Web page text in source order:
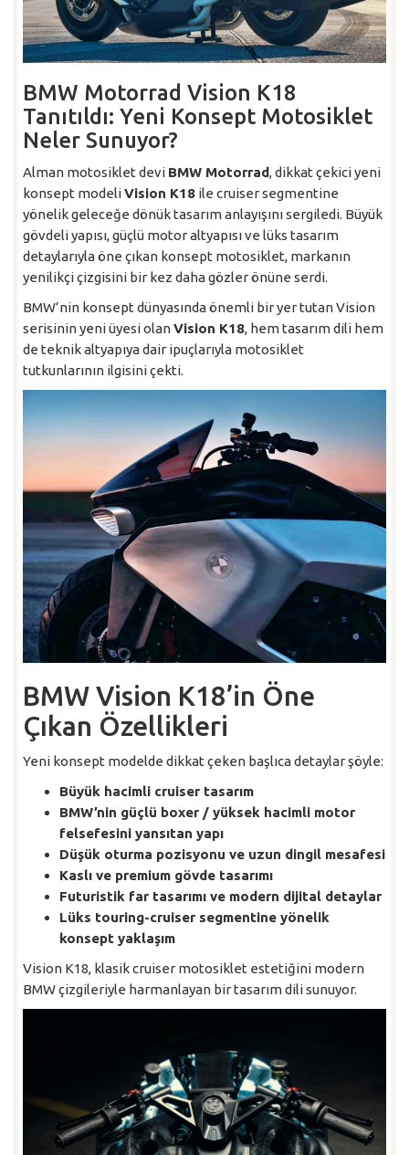
BMW Motorrad Vision K18
Tanıtıldı: Yeni Konsept Motosiklet
Neler Sunuyor?
Alman motosiklet devi BMW Motorrad, dikkat çekici yeni
konsept modeliVision K18 ile cruiser segmentine
yönelik geleceğe dönük tasarım anlayışını sergiledi. Büyük
gövdeli yapısı, güçlü motor altyapısı ve lüks tasarım
detaylarıyla öne çıkan konsept motosiklet, markanın
yenilikçi çizgisini bir kez daha gözler önüne serdi.
BMW’nin konsept dünyasında önemli bir yer tutan Vision
serisinin yeni üyesi olanVision K18, hem tasarım dili hem
de teknik altyapıya dair ipuçlarıyla motosiklet
tutkunlarının ilgisini çekti.
BMW Vision K18’in Öne
Çıkan Özellikleri
Yeni konsept modelde dikkat çeken başlıca detaylar şöyle:
Büyük hacimli cruiser tasarım
BMW’nin güçlü boxer / yüksek hacimli motor
felsefesini yansıtan yapı
Düşük oturma pozisyonu ve uzun dingil mesafesi
Kaslı ve premium gövde tasarımı
Futuristik far tasarımı ve modern dijital detaylar
Lüks touring-cruiser segmentine yönelik
konsept yaklaşım
Vision K18, klasik cruiser motosiklet estetiğini modern
BMW çizgileriyle harmanlayan bir tasarım dili sunuyor.